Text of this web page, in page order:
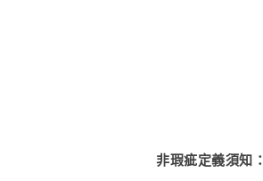
非瑕疵定義須知：